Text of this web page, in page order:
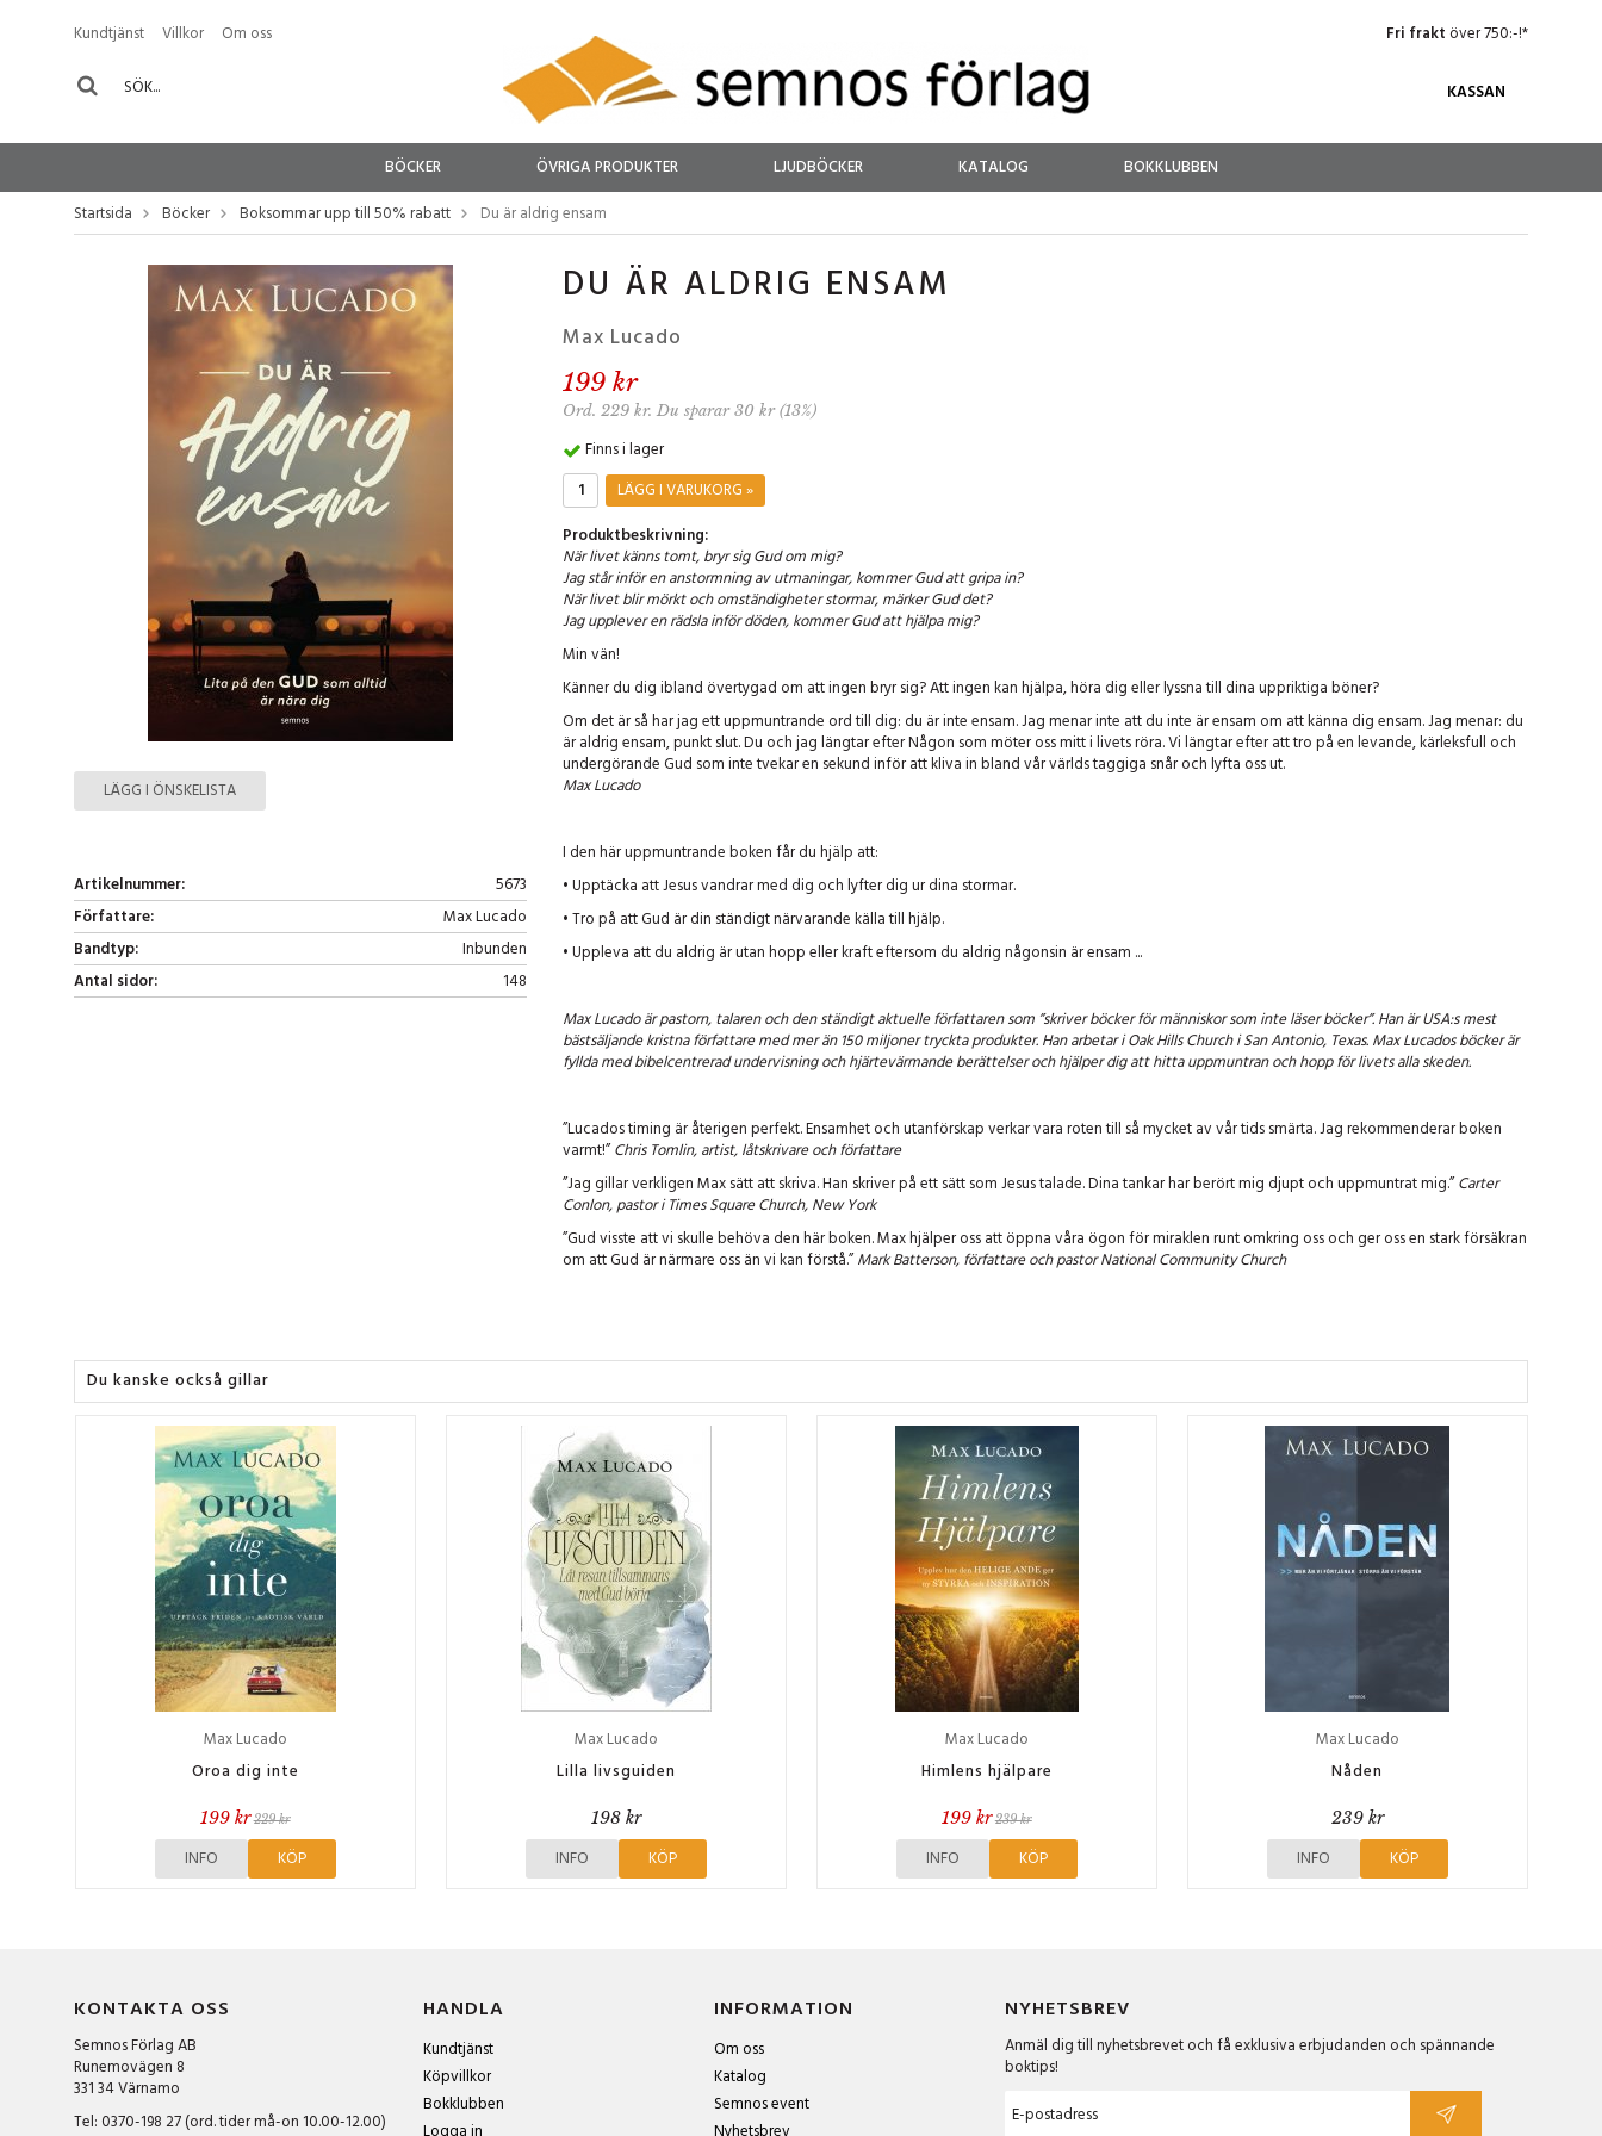
Kundtjänst Villkor Om oss Fri frakt över 750:-!*
KASSAN
BÖCKER ÖVRIGA PRODUKTER LJUDBÖCKER KATALOG
BOKKLUBBEN
Startsida
Böcker Boksommar upp till 50% rabatt Du är aldrig ensam
LÄGG I ÖNSKELISTA
Artikelnummer:
5673
Författare:
Max Lucado
Bandtyp:
Inbunden
Antal sidor:
148
DU ÄR ALDRIG ENSAM
Max Lucado
199 kr
Ord. 229 kr. Du sparar 30 kr (13%)
Finns i lager
LÄGG I VARUKORG »
Produktbeskrivning:
När livet känns tomt, bryr sig Gud om mig?
Jag står inför en anstormning av utmaningar, kommer Gud att gripa in?
När livet blir mörkt och omständigheter stormar, märker Gud det?
Jag upplever en rädsla inför döden, kommer Gud att hjälpa mig?
Min vän!
Känner du dig ibland övertygad om att ingen bryr sig? Att ingen kan hjälpa, höra dig eller lyssna till dina uppriktiga böner?
Om det är så har jag ett uppmuntrande ord till dig: du är inte ensam. Jag menar inte att du inte är ensam om att känna dig ensam. Jag menar: du
är aldrig ensam, punkt slut. Du och jag längtar efter Någon som möter oss mitt i livets röra. Vi längtar efter att tro på en levande, kärleksfull och
undergörande Gud som inte tvekar en sekund inför att kliva in bland vår världs taggiga snår och lyfta oss ut.
Max Lucado
I den här uppmuntrande boken får du hjälp att:
• Upptäcka att Jesus vandrar med dig och lyfter dig ur dina stormar.
• Tro på att Gud är din ständigt närvarande källa till hjälp.
• Uppleva att du aldrig är utan hopp eller kraft eftersom du aldrig någonsin är ensam ...
Max Lucado är pastorn, talaren och den ständigt aktuelle författaren som ”skriver böcker för människor som inte läser böcker”. Han är USA:s mest
bästsäljande kristna författare med mer än 150 miljoner tryckta produkter. Han arbetar i Oak Hills Church i San Antonio, Texas. Max Lucados böcker är
fyllda med bibelcentrerad undervisning och hjärtevärmande berättelser och hjälper dig att hitta uppmuntran och hopp för livets alla skeden.
”Lucados timing är återigen perfekt. Ensamhet och utanförskap verkar vara roten till så mycket av vår tids smärta. Jag rekommenderar boken
varmt!”Chris Tomlin, artist, låtskrivare och författare
”Jag gillar verkligen Max sätt att skriva. Han skriver på ett sätt som Jesus talade. Dina tankar har berört mig djupt och uppmuntrat mig.”Carter
Conlon, pastor i Times Square Church, New York
”Gud visste att vi skulle behöva den här boken. Max hjälper oss att öppna våra ögon för miraklen runt omkring oss och ger oss en stark försäkran
om att Gud är närmare oss än vi kan förstå.”Mark Batterson, författare och pastor National Community Church
Du kanske också gillar
Max Lucado
Oroa dig inte
199 kr 229 kr
INFO KÖP
Max Lucado
Lilla livsguiden
198 kr
INFO KÖP
Max Lucado
Himlens hjälpare
199 kr 239 kr
INFO KÖP
Max Lucado
Nåden
239 kr
INFO KÖP
KONTAKTA OSS
Semnos Förlag AB
Runemovägen 8
331 34 Värnamo
Tel: 0370-198 27 (ord. tider må-on 10.00-12.00)
HANDLA
Kundtjänst
Köpvillkor
Bokklubben
INFORMATION
Om oss
Katalog
Semnos event
NYHETSBREV
Anmäl dig till nyhetsbrevet och få exklusiva erbjudanden och spännande
boktips!